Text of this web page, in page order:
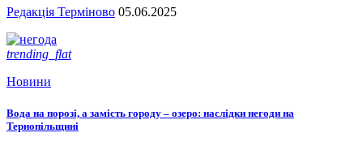
Редакція Терміново 05.06.2025
trending_flat
Новини
Вода на порозі, а замість городу – озеро: наслідки негоди на
Тернопільщині